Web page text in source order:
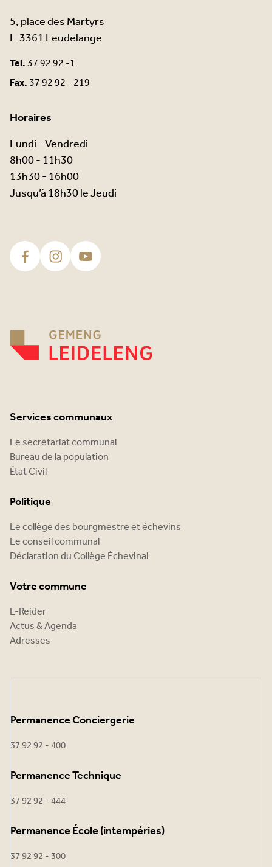
5, place des Martyrs
L-3361 Leudelange
Tel.37 92 92 -1
Fax.37 92 92 - 219
Horaires
Lundi - Vendredi
8h00 - 11h30
13h30 - 16h00
Jusqu’à 18h30 le Jeudi
Services communaux
Le secrétariat communal
Bureau de la population
État Civil
Politique
Le collège des bourgmestre et échevins
Le conseil communal
Déclaration du Collège Échevinal
Votre commune
E-Reider
Actus & Agenda
Adresses
Permanence Conciergerie
37 92 92 - 400
Permanence Technique
37 92 92 - 444
Permanence École (intempéries)
37 92 92 - 300